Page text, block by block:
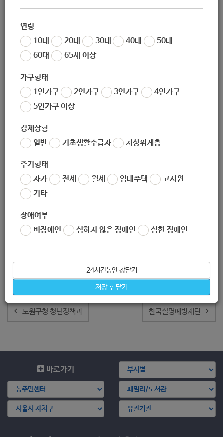
연령
10대
20대 30대 40대
50대
60대
65세 이상
가구형태
1인가구
2인가구 3인가구
4인가구
5인가구 이상
경제상황
일반
기초생활수급자 차상위계층
주거형태
자가
전세 월세 임대주택
고시원
기타
장애여부
비장애인
심하지 않은 장애인 심한 장애인
24시간동안 창닫기
저장 후 닫기
글
내
비 노원구청 청년정책과 한국실명예방재단
바로가기